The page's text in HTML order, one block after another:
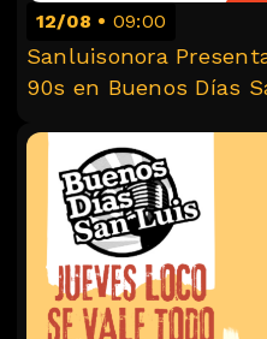
12/08 09:00
Sanluisonora
90s en Buenos Días